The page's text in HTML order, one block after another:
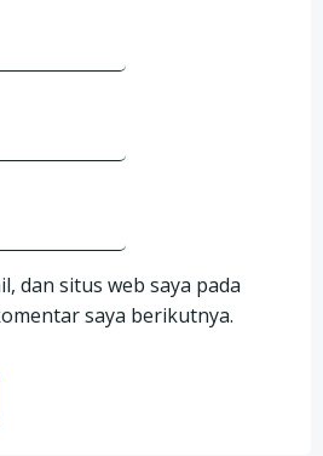
dan situs web saya pada
saya berikutnya.